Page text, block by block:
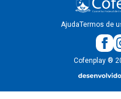
AjudaTermos de
Cofenplay ®